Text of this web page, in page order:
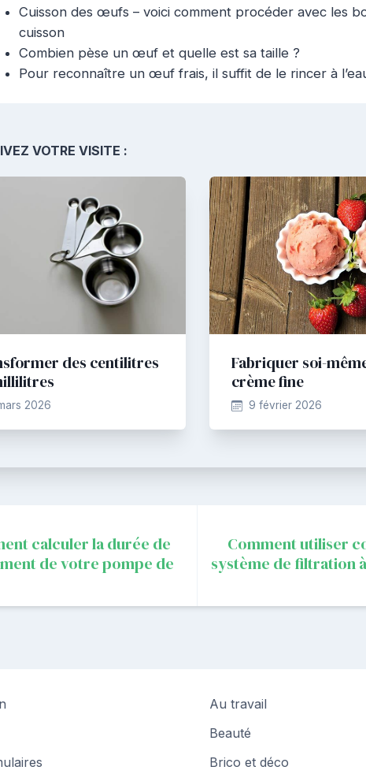
Cuisson des œufs – voici comment procéder avec les
cuisson
Combien pèse un œuf et quelle est sa taille ?
Pour reconnaître un œuf frais, il suffit de le rincer à
VOTRE VISITE :
des centilitres
2026
Fabriquer soi-
crème fine
9 février 2026
calculer la durée de
de votre pompe de
Comment utiliser
système de filtration
Au travail
Beauté
Brico et déco